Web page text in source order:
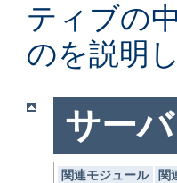
ティブの
のを説明
サー
関連モジュール
関